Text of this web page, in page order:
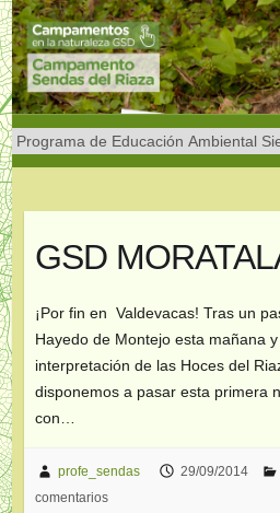
Saltar
al
contenido
GSD
¡Por fin en Valdevacas! Tras un
Hayedo de Montejo esta mañana
interpretación de las Hoces del
disponemos a pasar esta primera
con…
profe_sendas 29/09/2014
comentarios